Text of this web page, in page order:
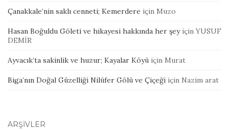
Çanakkale’nin saklı cenneti; Kemerdere için Muzo
Hasan Boğuldu Göleti ve hikayesi hakkında her şeyiçinYUSUF
DEMİR
Ayvacık’ta sakinlik ve huzur; Kayalar Köyü için Murat
Biga’nın Doğal Güzelliği Nilüfer Gölü ve Çiçeği için Nazim arat
ARŞIVLER